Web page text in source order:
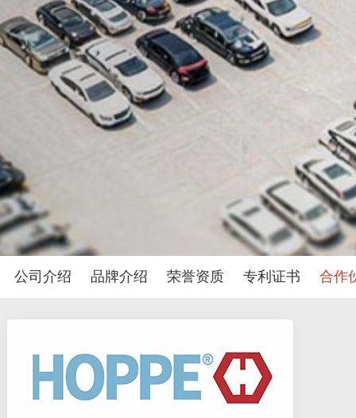
公司介绍 品牌介绍 荣誉资质 专利证书 合作